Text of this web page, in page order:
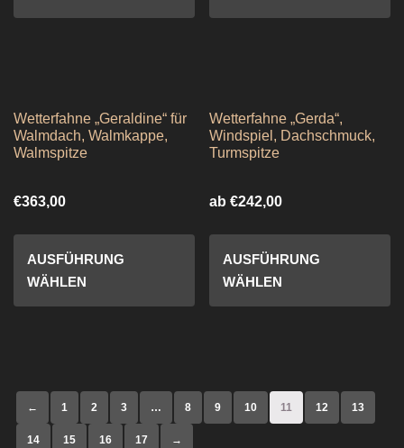
Wetterfahne „Geraldine“ für
Walmdach, Walmkappe,
Walmspitze
€363,00
AUSFÜHRUNG
WÄHLEN
Wetterfahne „Gerda“,
Windspiel, Dachschmuck,
Turmspitze
ab€242,00
AUSFÜHRUNG
WÄHLEN
← 1 2 3 … 8 9 10 11 12 13
14 15 16 17 →